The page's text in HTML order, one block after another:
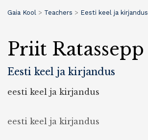
Gaia Kool > Teachers > Eesti keel ja kirjandus
Priit Ratassepp
Eesti keel ja kirjandus
eesti keel ja kirjandus
eesti keel ja kirjandus